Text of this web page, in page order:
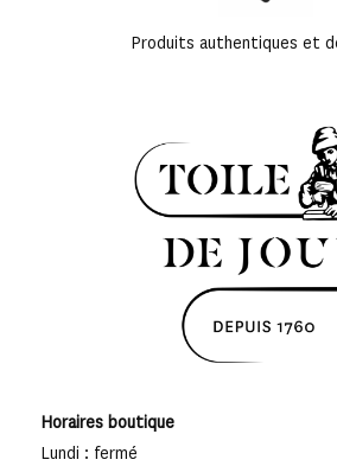
Produits authentiques et
Horaires boutique
Lundi : fermé